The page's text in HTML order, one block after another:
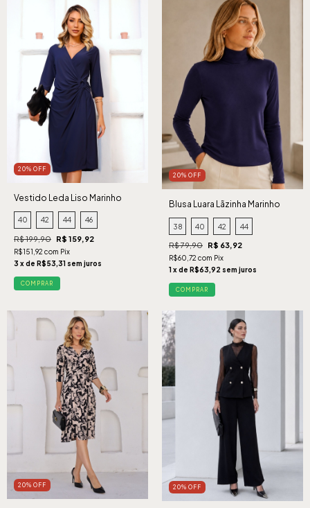
20% OFF
Vestido Leda Liso Marinho
40 42 44 46
R$ 199,90 R$ 159,92
R$151,92 com Pix
3 x de R$53,31 sem juros
COMPRAR
20% OFF
Blusa Luara Lãzinha Marinho
38 40 42 44
R$ 79,90 R$ 63,92
R$60,72 com Pix
1 x de R$63,92 sem juros
COMPRAR
20% OFF 20% OFF